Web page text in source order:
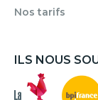
Nos tarifs
ILS NOUS